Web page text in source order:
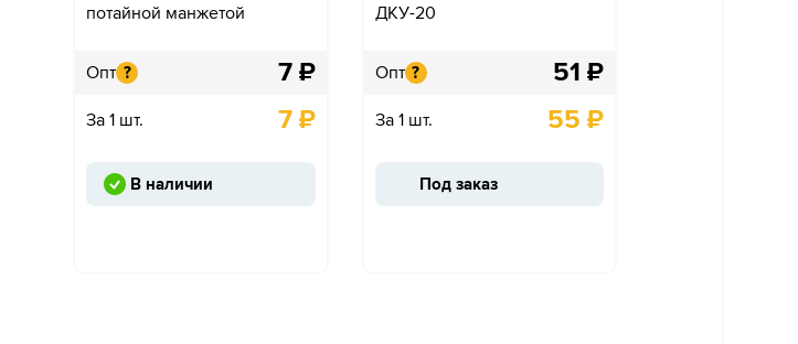
потайной манжетой
Опт ? 7 ₽
За 1 шт. 7₽
В наличии
ДКУ-20
Опт ? 51 ₽
За 1 шт. 55 ₽
Под заказ